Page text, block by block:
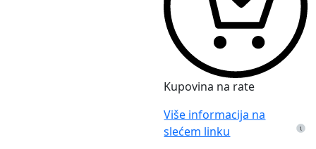
Kupovina na rate
Više informacija na
slećem linku